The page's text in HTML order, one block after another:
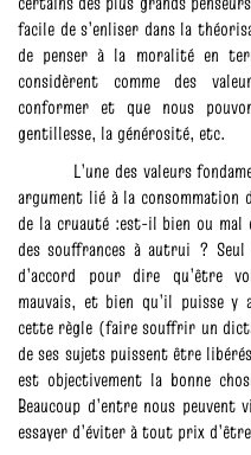
facile de s’enliser dans la
de penser à la moralité en
considèrent comme des
conformer et que nous
gentillesse, la générosité, etc.
L’une des valeurs
argument lié à la consommation
de la cruauté :est-il bien ou
des souffrances à autrui ?
d’accord pour dire qu’être
mauvais, et bien qu’il puisse y
cette règle (faire souffrir un
de ses sujets puissent être
est objectivement la bonne
Beaucoup d’entre nous
essayer d’éviter à tout prix